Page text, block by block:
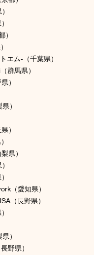
）
エム‐（千葉県）
群馬県）
）
）
）
県）
（愛知県）
（長野県）
）
野県）